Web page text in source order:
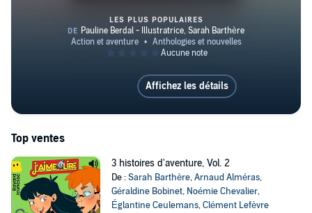
Alma et les bébés tortues
LES PLUS POPULAIRES
Affichez les détails
Top ventes
3 histoires d'aventure, Vol. 2
De :Sarah Barthère,Arnaud Alméras,
Géraldine Bobinet, Noémie Chevalier,
Églantine Ceulemans,Clément Lefèvre